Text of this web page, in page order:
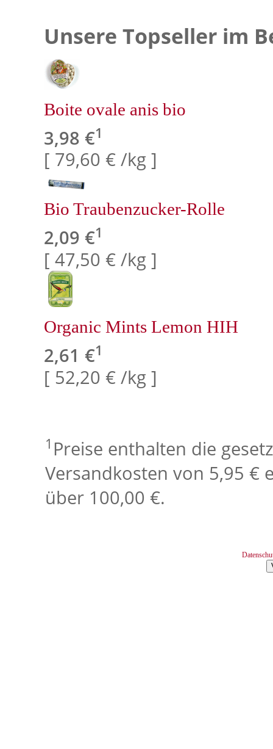
Unsere Topseller im
Boite ovale anis bio
3,98 €1
[ 79,60 € /kg ]
Bio Traubenzucker-Rolle
2,09 €1
[ 47,50 € /kg ]
Organic Mints Lemon HIH
2,61 €1
[ 52,20 € /kg ]
1 Preise enthalten die
Versandkosten von 5,95 €
über 100,00 €.